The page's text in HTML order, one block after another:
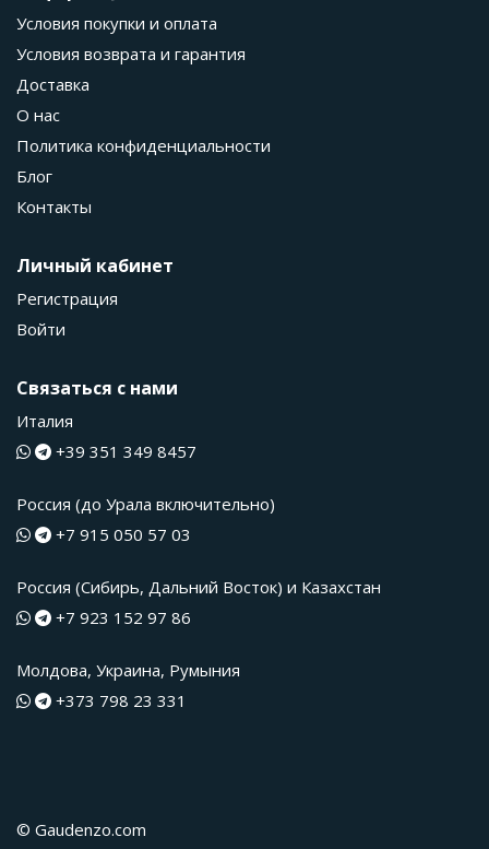
Условия покупки и оплата
Условия возврата и гарантия
Доставка
О нас
Политика конфиденциальности
Блог
Контакты
Личный кабинет
Регистрация
Войти
Связаться с нами
Италия
+39 351 349 8457
Россия (до Урала включительно)
+7 915 050 57 03
Россия (Сибирь, Дальний Восток) и Казахстан
+7 923 152 97 86
Молдова, Украина, Румыния
+373 798 23 331
© Gaudenzo.com